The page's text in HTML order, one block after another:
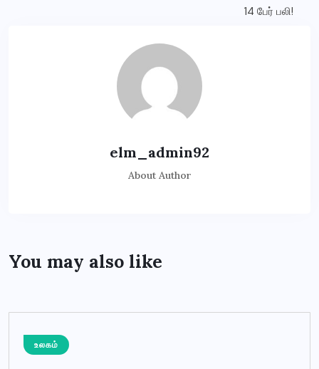
elm_admin92
About Author
You may also like
உலகம்